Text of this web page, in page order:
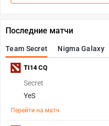
Последние матчи
Team Secret Nigma Galaxy
Secret
YeS
Перейти на матч
TI14 CQ